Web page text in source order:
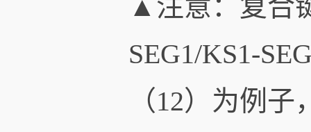
▲注意：复合
SEG1/KS1-
（12）为例